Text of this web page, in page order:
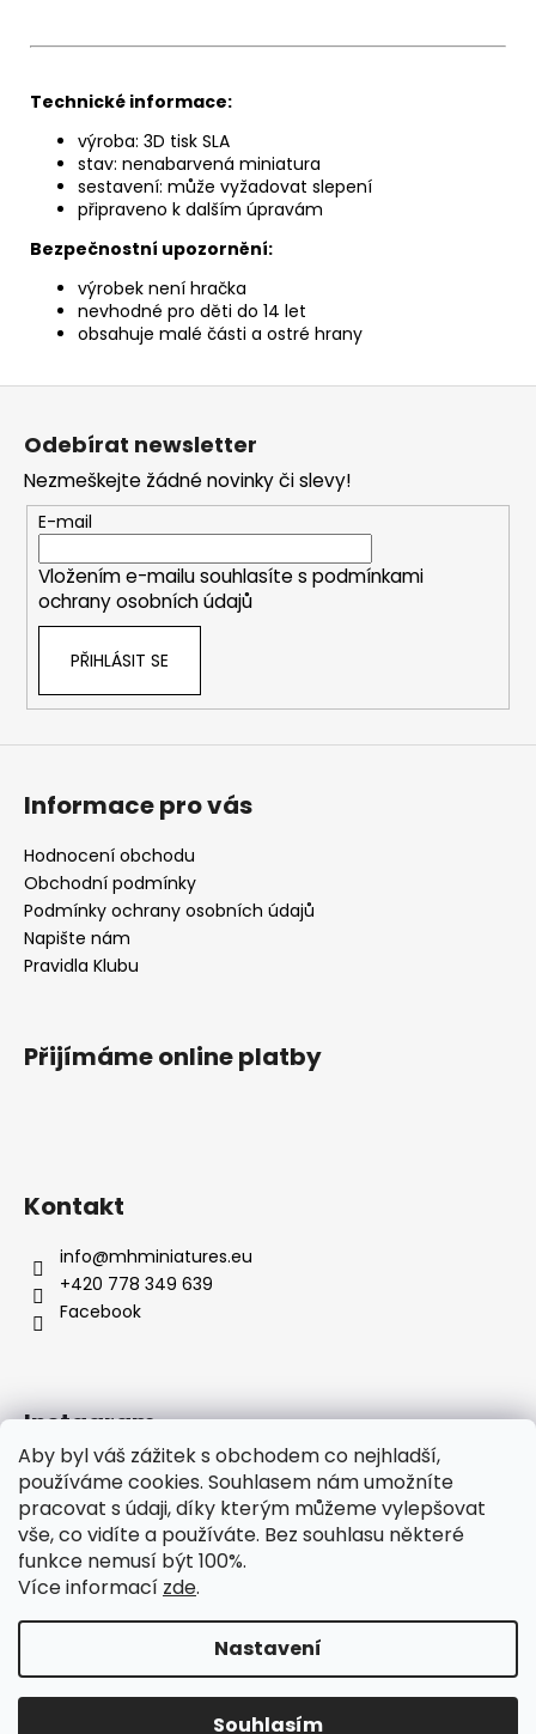
Aby byl váš zážitek s obchodem co nejhladší,
používáme cookies. Souhlasem nám umožníte
pracovat s údaji, díky kterým můžeme vylepšovat
vše, co vidíte a používáte. Bez souhlasu některé
funkce nemusí být 100%.
Více informací zde.
Nastavení
Souhlasím
Technické informace:
výroba: 3D tisk SLA
stav: nenabarvená miniatura
sestavení: může vyžadovat slepení
připraveno k dalším úpravám
Bezpečnostní upozornění:
výrobek není hračka
nevhodné pro děti do 14 let
obsahuje malé části a ostré hrany
Z
Odebírat newsletter
Nezmeškejte žádné novinky či slevy!
E-mail
Vložením e-mailu souhlasíte s podmínkami
ochrany osobních údajů
PŘIHLÁSIT SE
Informace pro vás
Hodnocení obchodu
Obchodní podmínky
Podmínky ochrany osobních údajů
Napište nám
Pravidla Klubu
Přijímáme online platby
Kontakt
info@mhminiatures.eu
+420 778 349 639
Facebook
Instagram
Komunita O Nás Klubovna Soutěže
Hodnocení zákazníků
Copyright 2026MH Miniatures. Všechna práva
Upravit nastavení cookies